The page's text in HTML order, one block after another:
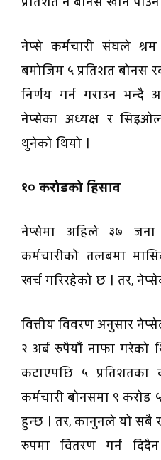
नेप्से कर्मचारी संघले
बमोजिम ५ प्रतिशत बोनस
निर्णय गर्न गराउन
नेप्सेका अध्यक्ष र
थुनेको थियो ।
१० करोडको हिसाव
नेप्सेमा अहिले ३७
कर्मचारीको तलबमा
खर्च गरिरहेको छ । तर,
वित्तीय विवरण अनुसार
२ अर्ब रुपैयाँ नाफा गरेको
कटाएपछि ५ प्रतिशतका
कर्मचारी बोनसमा ९ करोड
हुन्छ । तर, कानुनले यो सबै
रुपमा वितरण गर्न